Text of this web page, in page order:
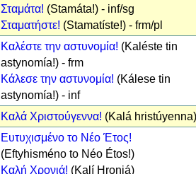
Σταμάτα! (Stamáta!) - inf/sg
Σταματήστε! (Stamatíste!) - frm/pl
Καλέστε την αστυνομία! (Kaléste tin
astynomía!) - frm
Κάλεσε την αστυνομία! (Kálese tin
astynomía!) - inf
Καλά Χριστούγεννα! (Kalá hristúyenna)
Ευτυχισμένο το Νέο Έτος!
(Eftyhisméno to Néo Étos!)
Καλή Χρονιά! (Kalí Hroniá)